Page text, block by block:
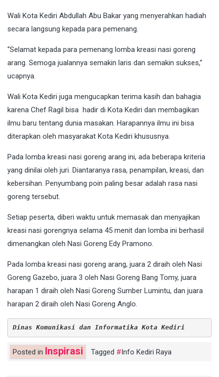
Wali Kota Kediri Abdullah Abu Bakar yang menyerahkan hadiah
secara langsung kepada para pemenang.
“Selamat kepada para pemenang lomba kreasi nasi goreng
arang. Semoga jualannya semakin laris dan semakin sukses,”
ucapnya.
Wali Kota Kediri juga mengucapkan terima kasih dan bahagia
karena Chef Ragil bisa hadir di Kota Kediri dan membagikan
ilmu baru tentang dunia masakan. Harapannya ilmu ini bisa
diterapkan oleh masyarakat Kota Kediri khususnya.
Pada lomba kreasi nasi goreng arang ini, ada beberapa kriteria
yang dinilai oleh juri. Diantaranya rasa, penampilan, kreasi, dan
kebersihan. Penyumbang poin paling besar adalah rasa nasi
goreng tersebut.
Setiap peserta, diberi waktu untuk memasak dan menyajikan
kreasi nasi gorengnya selama 45 menit dan lomba ini berhasil
dimenangkan oleh Nasi Goreng Edy Pramono.
Pada lomba kreasi nasi goreng arang, juara 2 diraih oleh Nasi
Goreng Gazebo, juara 3 oleh Nasi Goreng Bang Tomy, juara
harapan 1 diraih oleh Nasi Goreng Sumber Lumintu, dan juara
harapan 2 diraih oleh Nasi Goreng Anglo.
Dinas Komunikasi dan Informatika Kota Kediri
Posted in Inspirasi Tagged Info Kediri Raya